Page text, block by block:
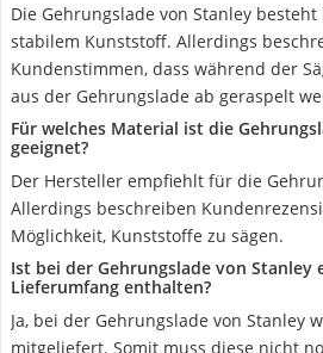
Die Gehrungslade von Stanley
stabilem Kunststoff. Allerdings
Kundenstimmen, dass während der
aus der Gehrungslade ab geraspelt
Für welches Material ist die
geeignet?
Der Hersteller empfiehlt für die
Allerdings beschreiben
Möglichkeit, Kunststoffe zu sägen.
Ist bei der Gehrungslade von Stanley
Lieferumfang enthalten?
Ja, bei der Gehrungslade von Stanley
mitgeliefert. Somit muss diese nicht